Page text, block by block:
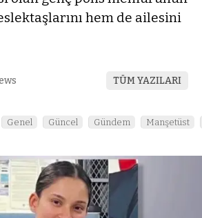
hem de ailesini
TÜM YAZILARI
Genel Güncel Gündem
Manşetüst